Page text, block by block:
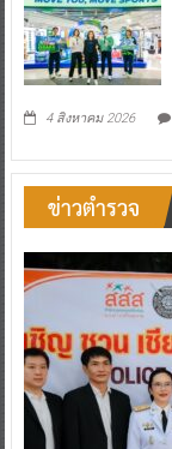
4 สิงหาคม 2026
ข่าวตำรวจ